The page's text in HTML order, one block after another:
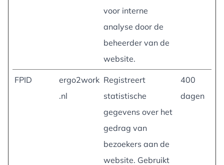
voor interne
analyse door de
beheerder van de
website.
FPID
ergo2work
.nl
Registreert
statistische
gegevens over het
gedrag van
bezoekers aan de
website. Gebruikt
400
dagen